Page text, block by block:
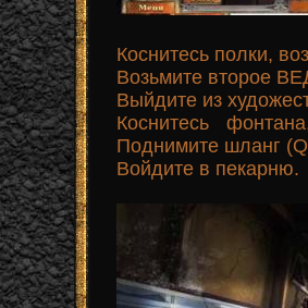
Коснитесь полки,
Возьмите второе
Выйдите из
Коснитесь
Поднимите шланг
Войдите в пекарню.